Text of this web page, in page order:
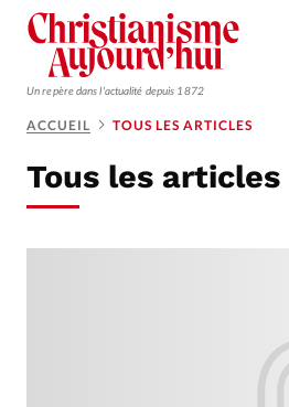
Un repère dans l'actualité depuis 1872
Monde
ACCUEIL TOUS LES ARTICLES
Tous les articles